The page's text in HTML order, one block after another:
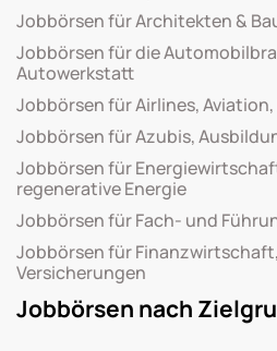
Jobbörsen für Architekten &
Jobbörsen für die
Autowerkstatt
Jobbörsen für Airlines,
Jobbörsen für Azubis,
Jobbörsen für
regenerative Energie
Jobbörsen für Fach- und
Jobbörsen für
Versicherungen
Jobbörsen nach